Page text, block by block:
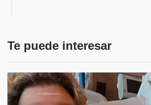
Te puede interesar